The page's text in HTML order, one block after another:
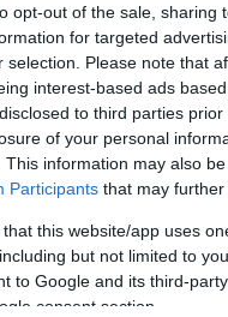
opt-out of the sale,
for targeted
selection. Please note that
interest-based ads
to third parties
of your personal
This information may also
Participants that may further
that this website/app uses
but not limited to
to Google and its third-
consent section.